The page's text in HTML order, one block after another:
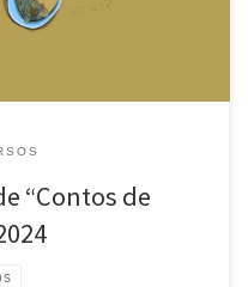
“Contos de